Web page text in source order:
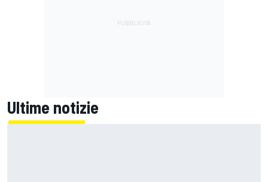
Ultime notizie